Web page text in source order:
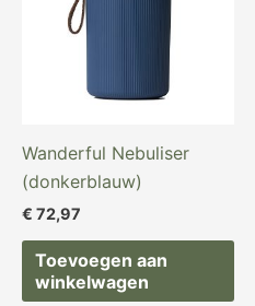
Wanderful Nebuliser
(donkerblauw)
€ 72,97
Toevoegen aan
winkelwagen